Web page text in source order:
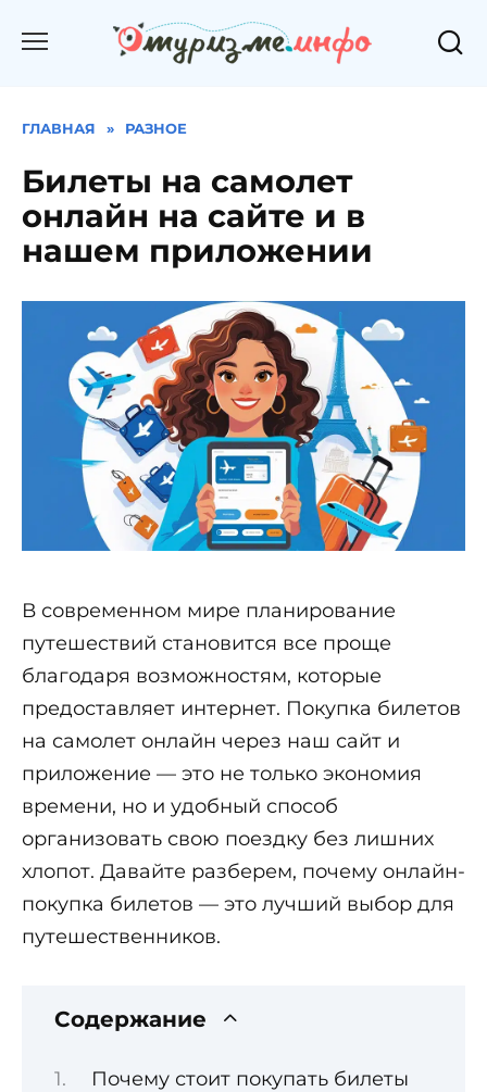
ГЛАВНАЯ » РАЗНОЕ
Билеты на самолет
онлайн на сайте и в
нашем приложении
В современном мире планирование
путешествий становится все проще
благодаря возможностям, которые
предоставляет интернет. Покупка билетов
на самолет онлайн через наш сайт и
приложение — это не только экономия
времени, но и удобный способ
организовать свою поездку без лишних
хлопот. Давайте разберем, почему онлайн-
покупка билетов — это лучший выбор для
путешественников.
Содержание
Почему стоит покупать билеты